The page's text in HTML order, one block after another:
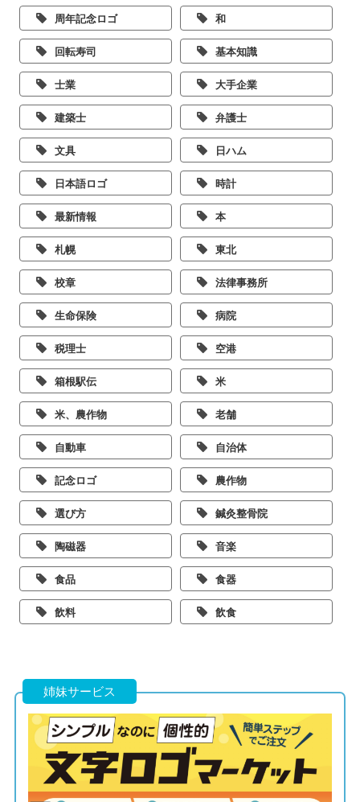
周年記念ロゴ 和
回転寿司 基本知識
士業 大手企業
建築士 弁護士
文具 日ハム
日本語ロゴ 時計
最新情報 本
札幌 東北
校章 法律事務所
生命保険 病院
税理士 空港
箱根駅伝 米
米、農作物 老舗
自動車 自治体
記念ロゴ 農作物
選び方 鍼灸整骨院
陶磁器 音楽
食品 食器
飲料 飲食
姉妹サービス